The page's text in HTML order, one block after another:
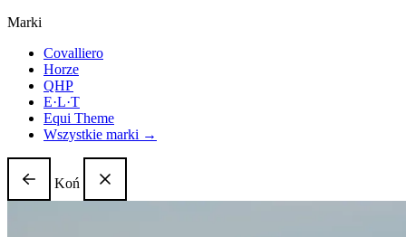
Marki
Covalliero
Horze
QHP
E·L·T
Equi Theme
Wszystkie marki →
Koń